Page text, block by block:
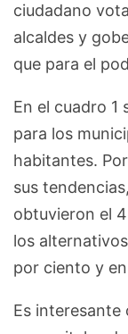
ciudadano
alcaldes y
que para el
En el cuadro 1
para los
habitantes.
sus
obtuvieron el
los
por ciento y
Es interesante